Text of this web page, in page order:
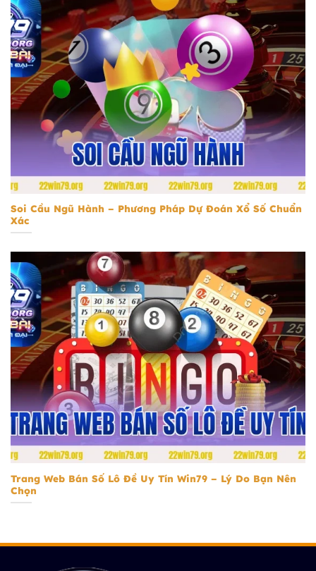
Soi Cầu Ngũ Hành
Soi Cầu Ngũ Hành – Phương Pháp Dự Đoán Xổ Số Chuẩn
Xác
Trang Web Bán Số Lô Đề Uy Tín
Trang Web Bán Số Lô Đề Uy Tín Win79 – Lý Do Bạn Nên
Chọn